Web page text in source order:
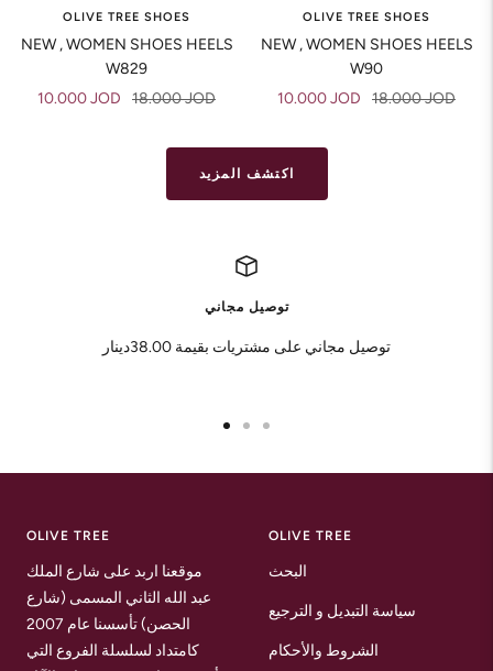
OLIVE TREE SHOES
NEW , WOMEN SHOES HEELS
W829
Sale
10.000 JOD
Regular
18.000 JOD
OLIVE TREE SHOES
NEW , WOMEN SHOES HEELS
W90
Sale
10.000 JOD
Regular
18.000 JOD
اكتشف المزيد
توصيل مجاني
توصيل مجاني على مشتريات بقيمة 38.00دينار
OLIVE TREE
موقعنا اربد على شارع الملك
عبد الله الثاني المسمى (شارع
الحصن) تأسسنا عام 2007
كامتداد لسلسلة الفروع التي
OLIVE TREE
البحث
سياسة التبديل و الترجيع
الشروط والأحكام